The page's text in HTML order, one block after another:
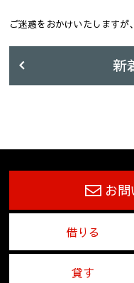
ご迷惑をおかけいたしますが
新
お
借りる
貸す